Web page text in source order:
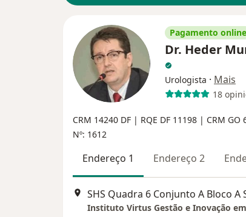
Pagamento online
Dr. Heder
Urologista · Mais
18
CRM 14240 DF | RQE DF 11198 | CRM GO
Nº: 1612
Endereço 1 Endereço 2